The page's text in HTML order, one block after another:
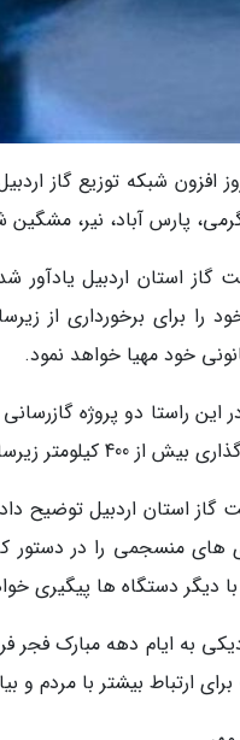
افزون شبکه توزیع گاز
پارس آباد، نیر، مشگین
گاز استان اردبیل
را برای برخورداری از
خود مهیا خواهد نمود.
زیرساخت مورد نظر فراهم گردد.
گاز استان اردبیل توضیح
های منسجمی را در دستور
دیگر دستگاه ها پیگیری
به ایام دهه مبارک فجر
ارتباط بیشتر با مردم و